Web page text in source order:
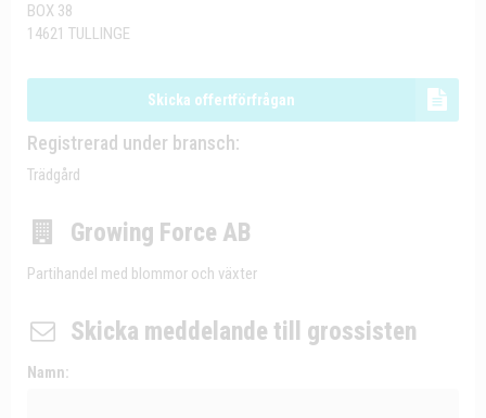
BOX 38
14621 TULLINGE
Skicka offertförfrågan
Registrerad under bransch:
Trädgård
Growing Force AB
Partihandel med blommor och växter
Skicka meddelande till grossisten
Namn: